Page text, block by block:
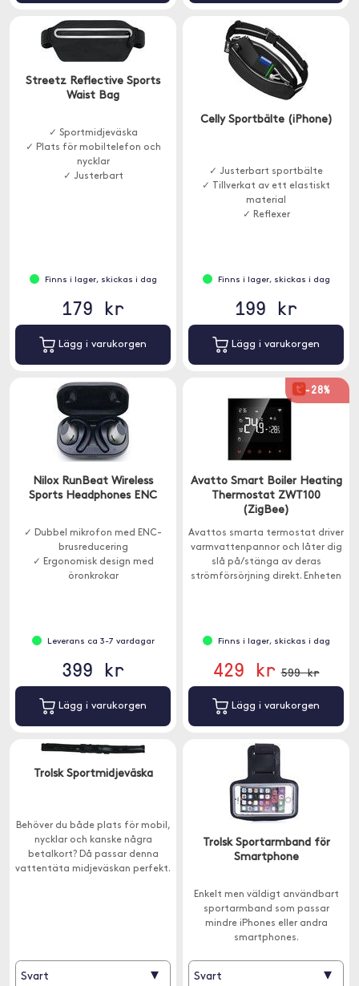
Streetz Reflective Sports
Waist Bag
✓ Sportmidjeväska
✓ Plats för mobiltelefon och
nycklar
✓ Justerbart
Finns i lager, skickas i dag
179 kr
Lägg i varukorgen
Celly Sportbälte (iPhone)
✓ Justerbart sportbälte
✓ Tillverkat av ett elastiskt
material
✓ Reflexer
Finns i lager, skickas i dag
199 kr
Lägg i varukorgen
Nilox RunBeat Wireless
Sports Headphones ENC
✓ Dubbel mikrofon med ENC-
brusreducering
✓ Ergonomisk design med
öronkrokar
Leverans ca 3-7 vardagar
399 kr
Lägg i varukorgen
-28%
Avatto Smart Boiler Heating
Thermostat ZWT100
(ZigBee)
Avattos smarta termostat driver
varmvattenpannor och låter dig
slå på/stänga av deras
strömförsörjning direkt. Enheten
Finns i lager, skickas i dag
429 kr 599 kr
Lägg i varukorgen
Trolsk Sportmidjeväska
Behöver du både plats för mobil,
nycklar och kanske några
betalkort? Då passar denna
vattentäta midjeväskan perfekt.
Svart ▾
Trolsk Sportarmband för
Smartphone
Enkelt men väldigt användbart
sportarmband som passar
mindre iPhones eller andra
smartphones.
Svart ▾